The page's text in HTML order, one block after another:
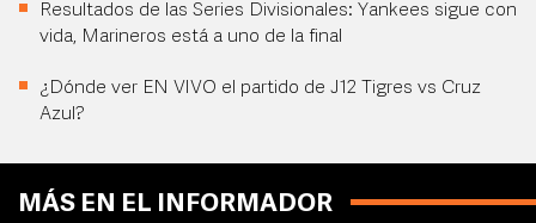
Resultados de las Series Divisionales: Yankees sigue con
vida, Marineros está a uno de la final
¿Dónde ver EN VIVO el partido de J12 Tigres vs Cruz
Azul?
MÁS EN EL INFORMADOR